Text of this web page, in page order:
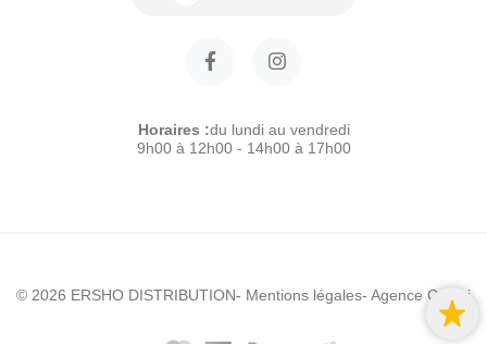
Horaires :du lundi au vendredi
9h00 à 12h00 - 14h00 à 17h00
© 2026 ERSHO DISTRIBUTION- Mentions légales- Agence Colibri